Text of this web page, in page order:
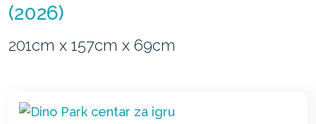
(2026)
201cm x 157cm x 69cm